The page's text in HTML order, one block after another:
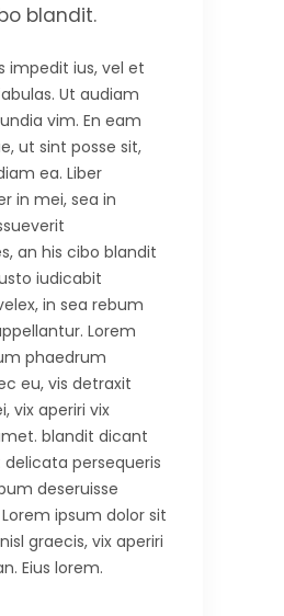
blandit.
impedit ius, vel et
Ut audiam
vim. En eam
ut sint posse sit,
ea. Liber
in mei, sea in
an his cibo blandit
iudicabit
in sea rebum
Lorem
phaedrum
eu, vis detraxit
vix aperiri vix
blandit dicant
persequeris
deseruisse
ipsum dolor sit
graecis, vix aperiri
Eius lorem.